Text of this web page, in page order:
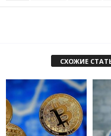
СХОЖИЕ